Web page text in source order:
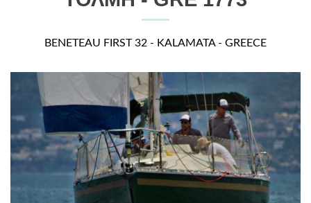
BENETEAU FIRST 32 - KALAMATA - GREECE